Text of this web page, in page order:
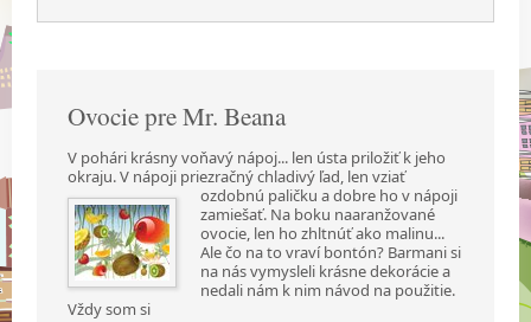
Ovocie pre Mr. Beana
V pohári krásny voňavý nápoj... len ústa priložiť k jeho
okraju. V nápoji priezračný chladivý ľad, len vziať
ozdobnú paličku a dobre ho v nápoji
zamiešať. Na boku naaranžované
ovocie, len ho zhltnúť ako malinu...
Ale čo na to vraví bontón? Barmani si
na nás vymysleli krásne dekorácie a
nedali nám k nim návod na použitie.
Vždy som si